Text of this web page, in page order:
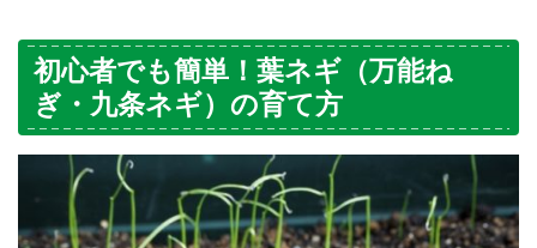
初心者でも簡単！葉ネギ（万能ね
ぎ・九条ネギ）の育て方